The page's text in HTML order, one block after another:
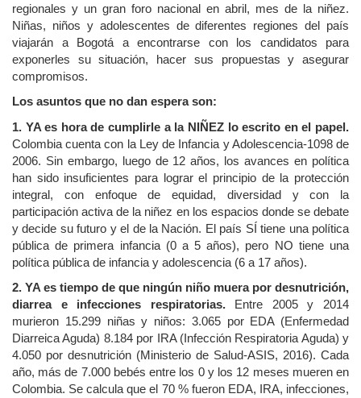
regionales y un gran foro nacional en abril, mes de la niñez.
Niñas, niños y adolescentes de diferentes regiones del país
viajarán a Bogotá a encontrarse con los candidatos para
exponerles su situación, hacer sus propuestas y asegurar
compromisos.
Los asuntos que no dan espera son:
1. YA es hora de cumplirle a la NIÑEZ lo escrito en el papel.
Colombia cuenta con la Ley de Infancia y Adolescencia-1098 de
2006. Sin embargo, luego de 12 años, los avances en política
han sido insuficientes para lograr el principio de la protección
integral, con enfoque de equidad, diversidad y con la
participación activa de la niñez en los espacios donde se debate
y decide su futuro y el de la Nación. El país SÍ tiene una política
pública de primera infancia (0 a 5 años), pero NO tiene una
política pública de infancia y adolescencia (6 a 17 años).
2. YA es tiempo de que ningún niño muera por desnutrición,
diarrea e infecciones respiratorias.Entre 2005 y 2014
murieron 15.299 niñas y niños: 3.065 por EDA (Enfermedad
Diarreica Aguda) 8.184 por IRA (Infección Respiratoria Aguda) y
4.050 por desnutrición (Ministerio de Salud-ASIS, 2016). Cada
año, más de 7.000 bebés entre los 0 y los 12 meses mueren en
Colombia. Se calcula que el 70 % fueron EDA, IRA, infecciones,